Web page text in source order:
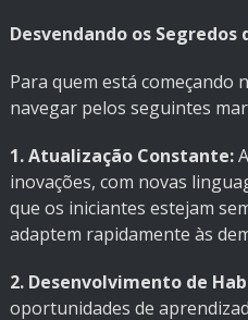
Desvendando os
Para quem está começando
navegar pelos seguintes
1. Atualização Constante:
inovações, com novas
que os iniciantes estejam
adaptem rapidamente às
2. Desenvolvimento de
oportunidades de